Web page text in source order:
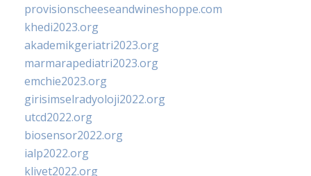
provisionscheeseandwineshoppe.com
khedi2023.org
akademikgeriatri2023.org
marmarapediatri2023.org
emchie2023.org
girisimselradyoloji2022.org
utcd2022.org
biosensor2022.org
ialp2022.org
klivet2022.org